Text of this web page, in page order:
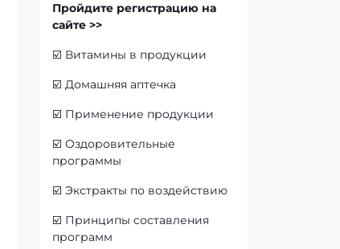
Пройдите регистрацию на
сайте >>
☑️ Витамины в продукции
☑️ Домашняя аптечка
☑️ Применение продукции
☑️ Оздоровительные
программы
☑️ Экстракты по воздействию
☑️ Принципы составления
программ